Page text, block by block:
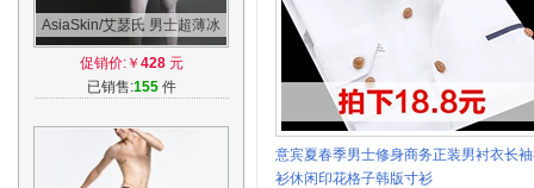
AsiaSkin/艾瑟氏 男士超薄冰
丝无痕秋衣九分套装 性感半透
打底裤
促销价:￥ 428元
已销售:155件
意宾夏春季男士修身商务正装男衬衣长
衫休闲印花格子韩版寸衫